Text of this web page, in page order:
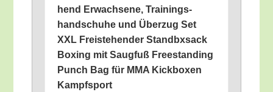
hend Erwach­se­ne, Trai­nings­
hand­schu­he und Über­zug Set
XXL Frei­ste­hen­der Stand­bx­sack
Boxing mit Saug­fuß Free­stan­ding
Punch Bag für MMA Kick­bo­xen
Kampfsport